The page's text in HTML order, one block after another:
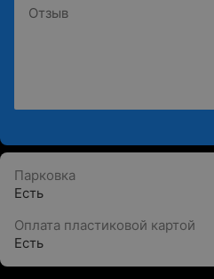
Парковка
Есть
Оплата пластиковой картой
Есть